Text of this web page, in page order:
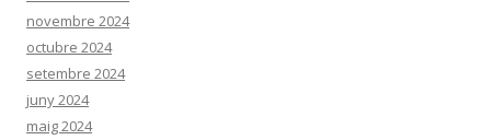
novembre 2024
octubre 2024
setembre 2024
juny 2024
maig 2024